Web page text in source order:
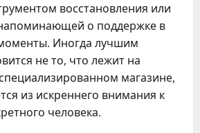
восстановления или
о поддержке в
Иногда лучшим
не то, что лежит на
магазине,
из искреннего внимания к
человека.